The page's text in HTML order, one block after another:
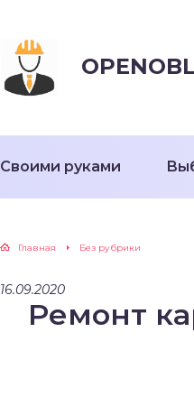
Своими руками
Главная Без рубрики
16.09.2020
Ремонт